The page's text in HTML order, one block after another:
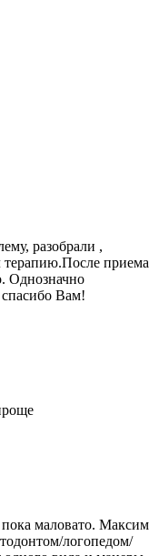
разобрали ,
терапию.После приема
Однозначно
Вам!
маловато. Максим
логопедом/